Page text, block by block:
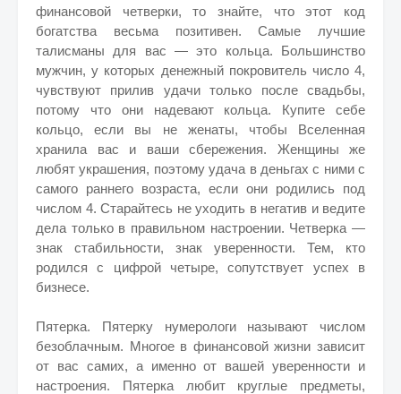
финансовой четверки, то знайте, что этот код
богатства весьма позитивен. Самые лучшие
талисманы для вас — это кольца. Большинство
мужчин, у которых денежный покровитель число 4,
чувствуют прилив удачи только после свадьбы,
потому что они надевают кольца. Купите себе
кольцо, если вы не женаты, чтобы Вселенная
хранила вас и ваши сбережения. Женщины же
любят украшения, поэтому удача в деньгах с ними с
самого раннего возраста, если они родились под
числом 4. Старайтесь не уходить в негатив и ведите
дела только в правильном настроении. Четверка —
знак стабильности, знак уверенности. Тем, кто
родился с цифрой четыре, сопутствует успех в
бизнесе.
Пятерка. Пятерку нумерологи называют числом
безоблачным. Многое в финансовой жизни зависит
от вас самих, а именно от вашей уверенности и
настроения. Пятерка любит круглые предметы,